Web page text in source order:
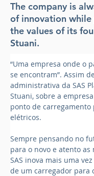
The company is
of innovation while
the values of its
Stuani.
“Uma empresa onde o
se encontram”. Assim
administrativa da SAS
Stuani, sobre a
ponto de carregamento
elétricos.
Sempre pensando no
para o novo e atento as
SAS inova mais uma
de um carregador para